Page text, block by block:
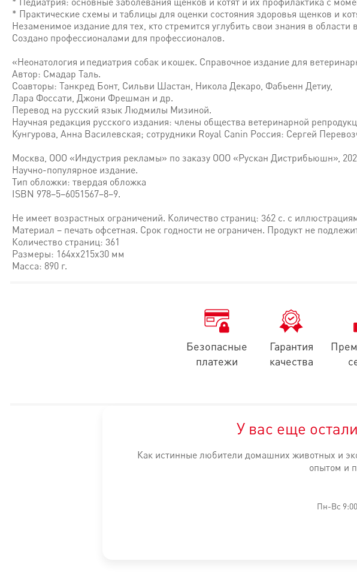
* Практические схемы и таблицы для оценки состояния здоровья щенков и
Незаменимое издание для тех, кто стремится углубить свои знания в
Создано профессионалами для профессионалов.
«Неонатология и педиатрия собак и кошек. Справочное издание для
Автор: Смадар Таль.
Соавторы: Танкред Бонт, Сильви Шастан, Никола Декаро, Фабьенн Детиу,
Лара Фоссати, Джони Фрешман и др.
Перевод на русский язык Людмилы Мизиной.
Научная редакция русского издания: члены общества ветеринарной
Кунгурова, Анна Василевская; сотрудники Royal Canin Россия: Сергей
Москва, ООО «Индустрия рекламы» по заказу ООО «Рускан Дистрибьюшн»,
Научно-популярное издание.
Тип обложки: твердая обложка
ISBN 978–5–6051567–8–9.
Не имеет возрастных ограничений. Количество страниц: 362 с. с
Материал – печать офсетная. Срок годности не ограничен. Продукт не
Количество страниц: 361
Размеры: 164хх215х30 мм
Масса: 890 г.
Безопасные
платежи
Гарантия
качества
У вас еще
Как истинные любители домашних животных и
опытом и
Пн-Вс